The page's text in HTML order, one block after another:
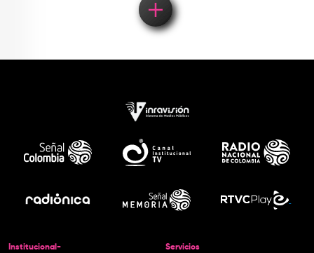
Institucional-
Servicios